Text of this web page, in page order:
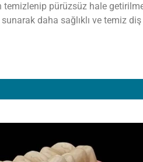
pürüzsüz hale
daha sağlıklı ve temiz